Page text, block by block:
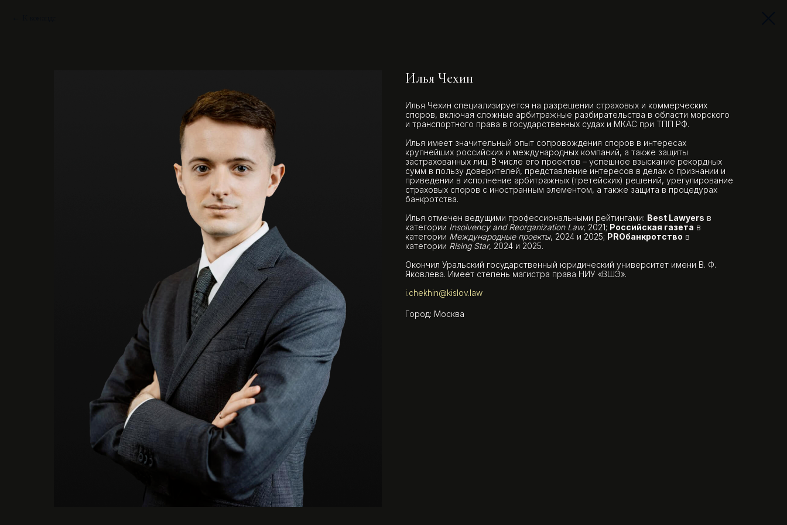
Илья Чехин
Илья Чехин специализируется на разрешении страховых и коммерческих
споров, включая сложные арбитражные разбирательства в области морского
и транспортного права в государственных судах и МКАС при ТПП РФ.
Илья имеет значительный опыт сопровождения споров в интересах
крупнейших российских и международных компаний, а также защиты
застрахованных лиц. В числе его проектов – успешное взыскание рекордных
сумм в пользу доверителей, представление интересов в делах о признании и
приведении в исполнение арбитражных (третейских) решений, урегулирование
страховых споров с иностранным элементом, а также защита в процедурах
банкротства.
Илья отмечен ведущими профессиональными рейтингами: Best Lawyers в
категории Insolvency and Reorganization Law, 2021; Российская газета в
категории Международные проекты, 2024 и 2025; PROбанкротство в
категории Rising Star, 2024 и 2025.
Окончил Уральский государственный юридический университет имени В. Ф.
Яковлева. Имеет степень магистра права НИУ «ВШЭ».
i.chekhin@kislov.law
Город: Москва